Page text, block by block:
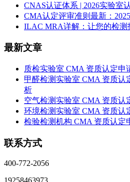
CNAS认证体系 | 2026实验室
CMA认定评审准则最新：
ILAC MRA详解：让您的检测
最新文章
质检实验室 CMA 资质认定申
甲醛检测实验室 CMA 资质认
析
空气检测实验室 CMA 资质认
环境检测实验室 CMA 资质认
检验检测机构 CMA 资质认定
联系方式
400-772-2056